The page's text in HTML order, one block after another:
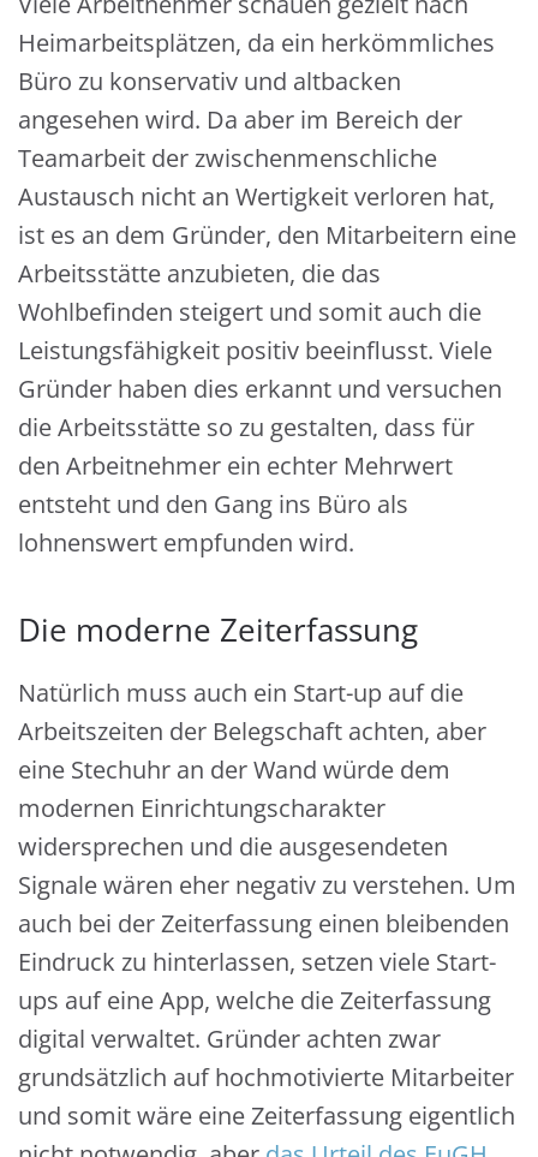
Heimarbeitsplätzen, da ein herkömmliches
Büro zu konservativ und altbacken
angesehen wird. Da aber im Bereich der
Teamarbeit der zwischenmenschliche
Austausch nicht an Wertigkeit verloren hat,
ist es an dem Gründer, den Mitarbeitern eine
Arbeitsstätte anzubieten, die das
Wohlbefinden steigert und somit auch die
Leistungsfähigkeit positiv beeinflusst. Viele
Gründer haben dies erkannt und versuchen
die Arbeitsstätte so zu gestalten, dass für
den Arbeitnehmer ein echter Mehrwert
entsteht und den Gang ins Büro als
lohnenswert empfunden wird.
Die moderne Zeiterfassung
Natürlich muss auch ein Start-up auf die
Arbeitszeiten der Belegschaft achten, aber
eine Stechuhr an der Wand würde dem
modernen Einrichtungscharakter
widersprechen und die ausgesendeten
Signale wären eher negativ zu verstehen. Um
auch bei der Zeiterfassung einen bleibenden
Eindruck zu hinterlassen, setzen viele Start-
ups auf eine App, welche die Zeiterfassung
digital verwaltet. Gründer achten zwar
grundsätzlich auf hochmotivierte Mitarbeiter
und somit wäre eine Zeiterfassung eigentlich